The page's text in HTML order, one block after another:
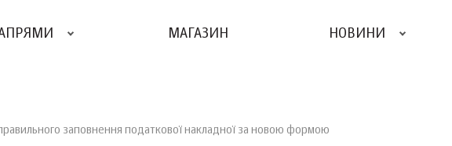
МАГАЗИН НОВИНИ
заповнення податкової накладної за новою формою